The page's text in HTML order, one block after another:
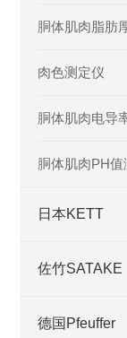
胴体肌肉脂肪
肉色测定仪
胴体肌肉电导
胴体肌肉PH值
日本KETT
佐竹SATAKE
德国Pfeuffer